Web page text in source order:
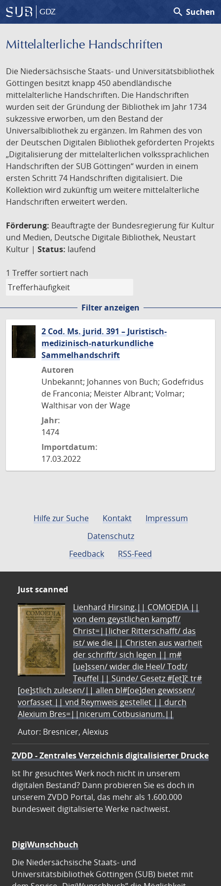
GDZ search Suchen
Mittelalterliche Handschriften
Die Niedersächsische Staats- und Universitätsbibliothek
Göttingen besitzt knapp 450 abendländische
mittelalterliche Handschriften. Die Handschriften
wurden seit der Gründung der Bibliothek im Jahr 1734
sukzessive erworben, um den Bestand der
Universalbibliothek zu ergänzen. Im Rahmen des von
der Deutschen Digitalen Bibliothek geförderten Projekts
„Digitalisierung der mittelalterlichen volkssprachlichen
Handschriften der SUB Göttingen“ wurden in einem
ersten Schritt 74 Handschriften digitalisiert. Die
Kollektion wird zukünftig um weitere mittelalterliche
Handschriften erweitert werden.
Förderung: Beauftragte der Bundesregierung für Kultur
und Medien, Deutsche Digitale Bibliothek, Neustart
Kultur | Status: laufend
1 Treffer sortiert nach
Filter anzeigen
2 Cod. Ms. jurid. 391 – Juristisch-
medizinisch-naturkundliche
Sammelhandschrift
Autoren
Unbekannt; Johannes von Buch; Godefridus
de Franconia; Meister Albrant; Volmar;
Walthisar von der Wage
Jahr:
1474
Importdatum:
17.03.2022
Hilfe zur Suche Kontakt
Impressum
Datenschutz
Feedback
RSS-Feed
Just scanned
Lienhard Hirsing.|| COMOEDIA ||
von dem geystlichen kampff/
Christ=||licher Ritterschafft/ das
ist/ wie die || Christen aus warheit
der schrifft/ sich legen || m#
[ue]ssen/ wider die Heel/ Todt/
Teuffel || Sünde/ Gesetz #[et]c̃ tr#
[oe]stlich zulesen/|| allen bl#[oe]den gewissen/
vorfasset || vnd Reymweis gestellet || durch
Alexium Bres=||nicerum Cotbusianum.||
Autor: Bresnicer, Alexius
ZVDD - Zentrales Verzeichnis digitalisierter Drucke
Ist Ihr gesuchtes Werk noch nicht in unserem
digitalen Bestand? Dann probieren Sie es doch in
unserem ZVDD Portal, das mehr als 1.600.000
bundesweit digitalisierte Werke nachweist.
DigiWunschbuch
Die Niedersächsische Staats- und
Universitätsbibliothek Göttingen (SUB) bietet mit